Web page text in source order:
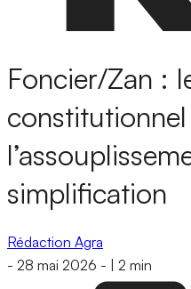
Foncier/Zan :
simplification
Rédaction Agra
- 28 mai 2026 - 2 min